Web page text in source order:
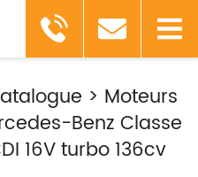
> Moteurs
Benz Classe
16V turbo 136cv